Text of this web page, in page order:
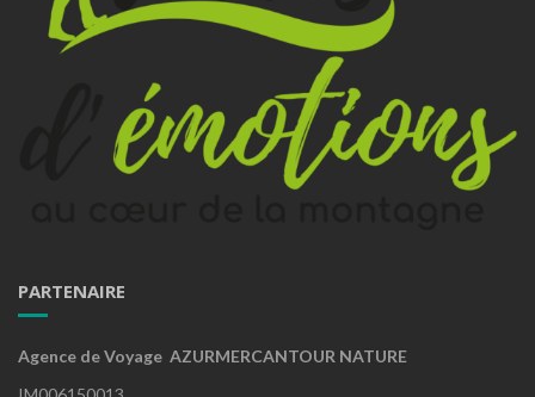
PARTENAIRE
Agence de Voyage AZURMERCANTOUR NATURE